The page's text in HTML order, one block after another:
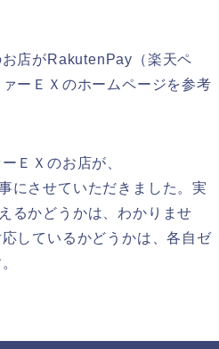
店がRakutenPay（楽天ペ
ーＥＸのホームページを参考
ＥＸのお店が、
にさせていただきました。実
るかどうかは、わかりませ
しているかどうかは、各自ゼ